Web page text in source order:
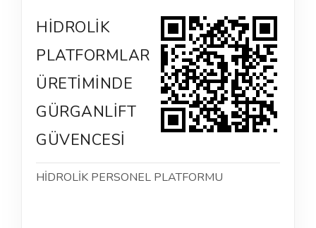
HİDROLİK
PLATFORMLAR
ÜRETİMİNDE
GÜRGANLİFT
GÜVENCESİ
HİDROLİK PERSONEL PLATFORMU